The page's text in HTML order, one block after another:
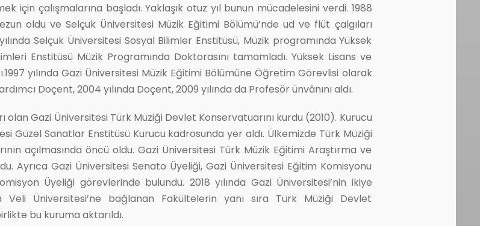
için çalışmalarına başladı. Yaklaşık otuz yıl bunun mücadelesini verdi. 1988
oldu ve Selçuk Üniversitesi Müzik Eğitimi Bölümü’nde ud ve flüt çalgıları
Selçuk Üniversitesi Sosyal Bilimler Enstitüsü, Müzik programında Yüksek
Enstitüsü Müzik Programında Doktorasını tamamladı. Yüksek Lisans ve
yılında Gazi Üniversitesi Müzik Eğitimi Bölümüne Öğretim Görevlisi olarak
Doçent, 2004 yılında Doçent, 2009 yılında da Profesör ünvânını aldı.
olan Gazi Üniversitesi Türk Müziği Devlet Konservatuarını kurdu (2010). Kurucu
Güzel Sanatlar Enstitüsü Kurucu kadrosunda yer aldı. Ülkemizde Türk Müziği
açılmasında öncü oldu. Gazi Üniversitesi Türk Müzik Eğitimi Araştırma ve
Ayrıca Gazi Üniversitesi Senato Üyeliği, Gazi Üniversitesi Eğitim Komisyonu
Üyeliği görevlerinde bulundu. 2018 yılında Gazi Üniversitesi’nin ikiye
Üniversitesi’ne bağlanan Fakültelerin yanı sıra Türk Müziği Devlet
bu kuruma aktarıldı.